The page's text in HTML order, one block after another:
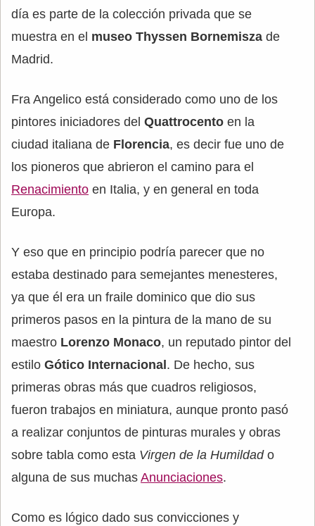
día es parte de la colección privada que se
muestra en el museo Thyssen Bornemisza de
Madrid.
Fra Angelico está considerado como uno de los
pintores iniciadores del Quattrocento en la
ciudad italiana de Florencia, es decir fue uno de
los pioneros que abrieron el camino para el
Renacimiento en Italia, y en general en toda
Europa.
Y eso que en principio podría parecer que no
estaba destinado para semejantes menesteres,
ya que él era un fraile dominico que dio sus
primeros pasos en la pintura de la mano de su
maestro Lorenzo Monaco, un reputado pintor del
estilo Gótico Internacional. De hecho, sus
primeras obras más que cuadros religiosos,
fueron trabajos en miniatura, aunque pronto pasó
a realizar conjuntos de pinturas murales y obras
sobre tabla como esta Virgen de la Humildado
alguna de sus muchas Anunciaciones.
Como es lógico dado sus convicciones y